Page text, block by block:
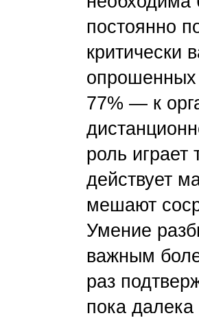
постоянно
критически
опрошенных
77% — к
роль
действует
мешают
Умение
важным
раз
пока